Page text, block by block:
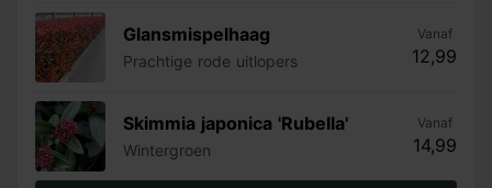
Glansmispelhaag
Prachtige rode uitlopers
Vanaf
12,99
Skimmia japonica 'Rubella'
Wintergroen
Vanaf
14,99